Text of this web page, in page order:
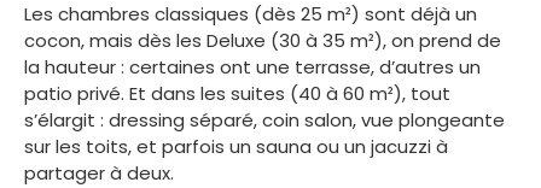
Les chambres classiques (dès 25 m²) sont déjà un
cocon, mais dès les Deluxe (30 à 35 m²), on prend de
la hauteur : certaines ont une terrasse, d’autres un
patio privé. Et dans les suites (40 à 60 m²), tout
s’élargit : dressing séparé, coin salon, vue plongeante
sur les toits, et parfois un sauna ou un jacuzzi à
partager à deux.